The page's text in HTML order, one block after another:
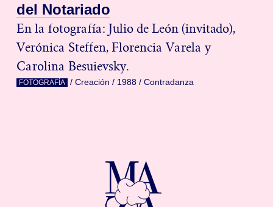
del Notariado
En la fotografía: Julio de León (invitado),
Verónica Steffen, Florencia Varela y
Carolina Besuievsky.
FOTOGRAFÍA / Creación / 1988/ Contradanza